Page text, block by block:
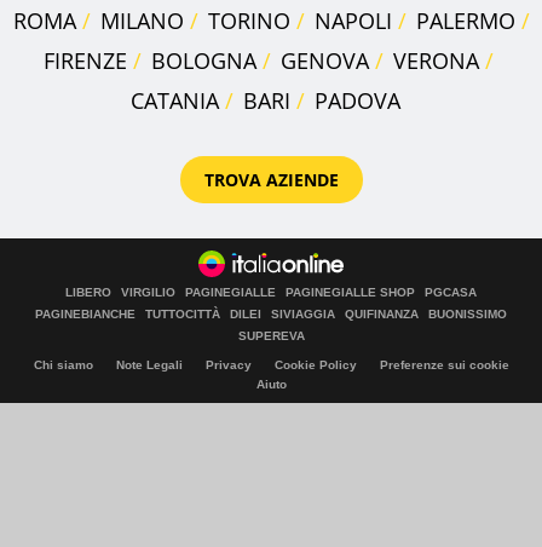
ROMA MILANO TORINO NAPOLI
PALERMO
FIRENZE
BOLOGNA GENOVA
VERONA
CATANIA
BARI PADOVA
TROVA AZIENDE
LIBERO VIRGILIO PAGINEGIALLE PAGINEGIALLE SHOP
PGCASA
PAGINEBIANCHE
TUTTOCITTÀ DILEI SIVIAGGIA QUIFINANZA
BUONISSIMO
SUPEREVA
Chi siamo Note Legali Privacy Cookie Policy
Preferenze sui cookie
Aiuto